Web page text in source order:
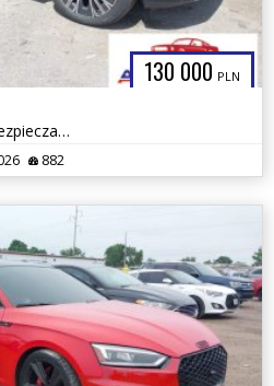
130 000 PLN
2026r., 30 Xdrive, 2L, od ubezpieczalni
882